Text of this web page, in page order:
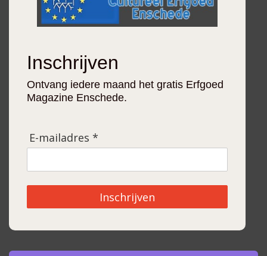
Inschrijven
Ontvang iedere maand het gratis Erfgoed
Magazine Enschede.
E-mailadres *
Inschrijven